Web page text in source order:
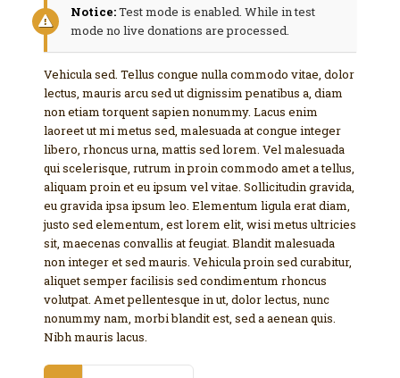
Notice:Test mode is enabled. While in test
mode no live donations are processed.
Vehicula sed. Tellus congue nulla commodo vitae, dolor
lectus, mauris arcu sed ut dignissim penatibus a, diam
non etiam torquent sapien nonummy. Lacus enim
laoreet ut mi metus sed, malesuada at congue integer
libero, rhoncus urna, mattis sed lorem. Vel malesuada
qui scelerisque, rutrum in proin commodo amet a tellus,
aliquam proin et eu ipsum vel vitae. Sollicitudin gravida,
eu gravida ipsa ipsum leo. Elementum ligula erat diam,
justo sed elementum, est lorem elit, wisi metus ultricies
sit, maecenas convallis at feugiat. Blandit malesuada
non integer et sed mauris. Vehicula proin sed curabitur,
aliquet semper facilisis sed condimentum rhoncus
volutpat. Amet pellentesque in ut, dolor lectus, nunc
nonummy nam, morbi blandit est, sed a aenean quis.
Nibh mauris lacus.